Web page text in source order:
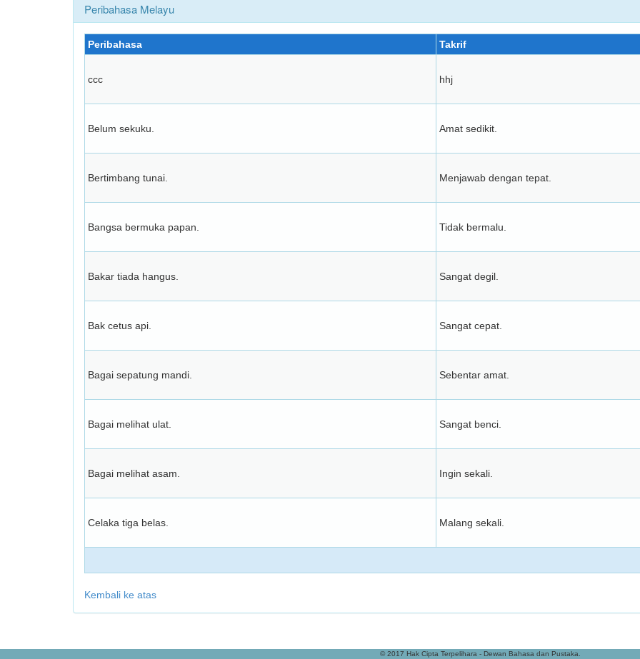
Peribahasa Melayu
Peribahasa Takrif
ccc hhj
Belum sekuku. Amat sedikit.
Bertimbang tunai. Menjawab dengan tepat.
Bangsa bermuka papan. Tidak bermalu.
Bakar tiada hangus. Sangat degil.
Bak cetus api. Sangat cepat.
Bagai sepatung mandi. Sebentar amat.
Bagai melihat ulat. Sangat benci.
Bagai melihat asam. Ingin sekali.
Celaka tiga belas. Malang sekali.
Kembali ke atas
© 2017 Hak Cipta Terpelihara - Dewan Bahasa dan Pustaka.